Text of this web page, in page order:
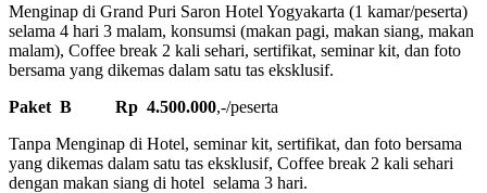
Menginap di Grand Puri Saron Hotel Yogyakarta (1 kamar/peserta)
selama 4 hari 3 malam, konsumsi (makan pagi, makan siang, makan
malam), Coffee break 2 kali sehari, sertifikat, seminar kit, dan foto
bersama yang dikemas dalam satu tas eksklusif.
Paket B Rp 4.500.000,-/peserta
Tanpa Menginap di Hotel, seminar kit, sertifikat, dan foto bersama
yang dikemas dalam satu tas eksklusif, Coffee break 2 kali sehari
dengan makan siang di hotel selama 3 hari.